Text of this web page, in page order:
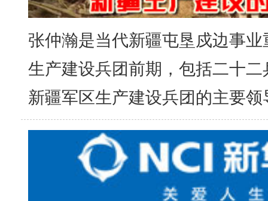
张仲瀚是当代新疆屯垦戍边事
生产建设兵团前期，包括二十
新疆军区生产建设兵团的主要